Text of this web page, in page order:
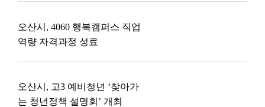
오산시, 4060 행복캠퍼스 직업
역량 자격과정 성료
오산시, 고3 예비청년 ‘찾아가
는 청년정책 설명회’ 개최